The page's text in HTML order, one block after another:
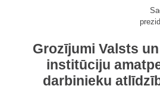
Grozījumi Valsts
institūciju
darbinieku